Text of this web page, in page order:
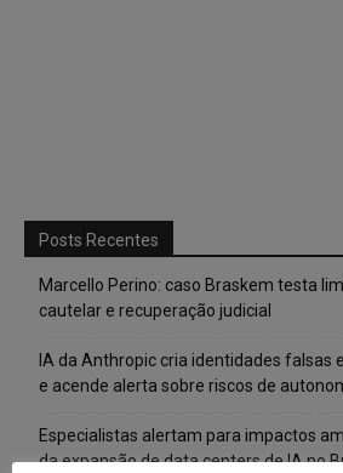
Posts Recentes
Marcello Perino: caso Braskem testa
cautelar e recuperação judicial
IA da Anthropic cria identidades falsas
e acende alerta sobre riscos de
Especialistas alertam para impactos
da expansão de data centers de IA no